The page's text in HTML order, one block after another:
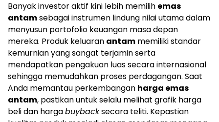
Banyak investor aktif kini lebih memilih emas
antamsebagai instrumen lindung nilai utama dalam
menyusun portofolio keuangan masa depan
mereka. Produk keluaran antam memiliki standar
kemurnian yang sangat terjamin serta
mendapatkan pengakuan luas secara internasional
sehingga memudahkan proses perdagangan. Saat
Anda memantau perkembangan harga emas
antam, pastikan untuk selalu melihat grafik harga
beli dan hargabuybacksecara teliti. Kepastian